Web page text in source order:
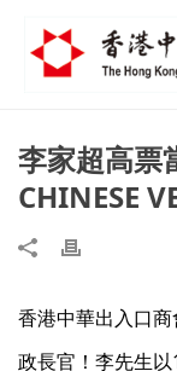
李家超高票
CHINESE
香港中華出入口
政長官！李先生